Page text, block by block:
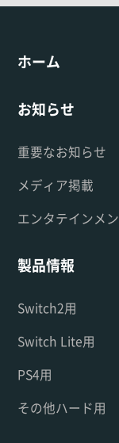
ホーム
お知らせ
重要なお知らせ
メディア掲載
エンタテインメ
製品情報
Switch2用
Switch Lite用
PS4用
その他ハード用